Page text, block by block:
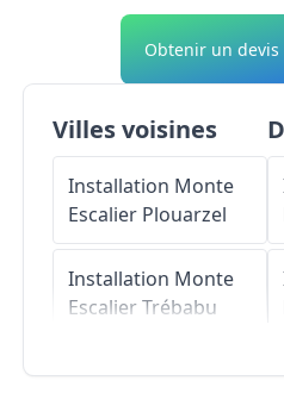
Obtenir un
Villes voisines
Installation Monte
Escalier Plouarzel
Installation Monte
EscalierTrébabu
Installation Monte